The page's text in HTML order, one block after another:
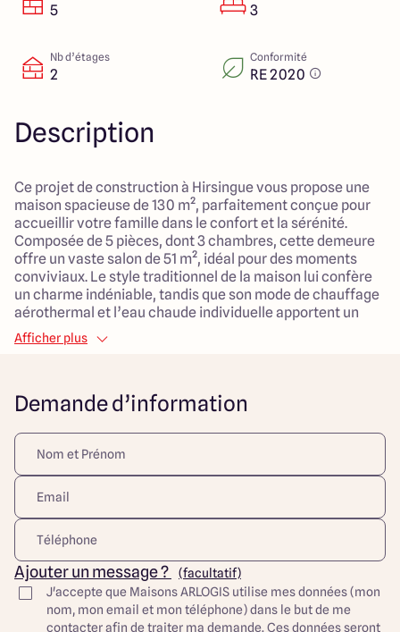
5 3
Nb d’étages
2
Conformité
RE 2020
Description
Ce projet de construction à Hirsingue vous propose une
maison spacieuse de 130 m², parfaitement conçue pour
accueillir votre famille dans le confort et la sérénité.
Composée de 5 pièces, dont 3 chambres, cette demeure
offre un vaste salon de 51 m², idéal pour des moments
conviviaux. Le style traditionnel de la maison lui confère
un charme indéniable, tandis que son mode de chauffage
aérothermal et l’eau chaude individuelle apportent un
confort moderne au quotidien.
optimale tout au long de la journée. Vous profiterez d’un
écoles, de services de santé et de zones commerciales.
C'est un environnement qui permet à vos enfants de
s’épanouir en toute sécurité. Les espaces extérieurs
pourront être aménagés selon vos envies, offrant un lieu
de vie supplémentaire pour profiter des beaux jours.
Ce projet de construction allie confort, espace et qualité
de vie, vous permettant de bâtir le foyer de vos rêves
dans un décor enchanteur.
Découvrez toutes nos offres et réalisations ARLOGIS sur
Afficher plus
Demande d’information
Ajouter un message ?
(facultatif)
J'accepte que Maisons ARLOGIS utilise mes données (mon
nom, mon email et mon téléphone) dans le but de me
contacter afin de traiter ma demande. Ces données seront